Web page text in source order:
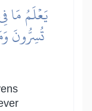
يَعۡلَمُ مَا
تُسِرُّونَ